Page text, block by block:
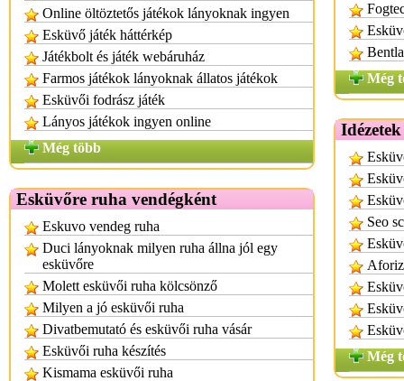
Online öltöztetős játékok lányoknak ingyen
Esküvő játék háttérkép
Játékbolt és játék webáruház
Farmos játékok lányoknak állatos játékok
Esküvői fodrász játék
Lányos játékok ingyen online
Még több
Esküvőre ruha vendégként
Eskuvo vendeg ruha
Duci lányoknak milyen ruha állna jól egy
esküvőre
Molett esküvői ruha kölcsönző
Milyen a jó esküvői ruha
Divatbemutató és esküvői ruha vásár
Esküvői ruha készítés
Kismama esküvői ruha
Még
Seo
Még